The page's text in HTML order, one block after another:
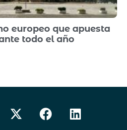
europeo que apuesta
todo el año